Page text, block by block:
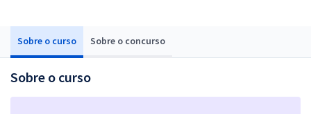
Sobre o curso Sobre o concurso
Sobre o curso